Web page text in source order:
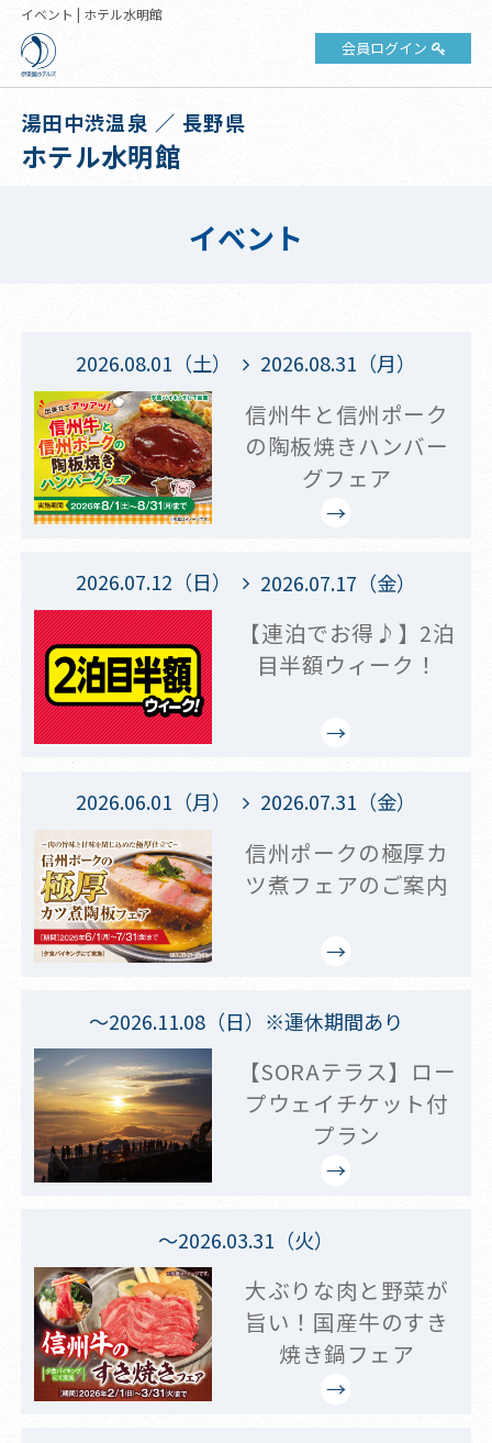
イベント | ホテル水明館
会員ログイン
湯田中渋温泉 ／ 長野県
ホテル水明館
イベント
2026.08.01（土） 2026.08.31（月）
信州牛と信州ポーク
の陶板焼きハンバー
グフェア
2026.07.12（日） 2026.07.17（金）
【連泊でお得♪】2泊
目半額ウィーク！
2026.06.01（月） 2026.07.31（金）
信州ポークの極厚カ
ツ煮フェアのご案内
～2026.11.08（日）※運休期間あり
【SORAテラス】ロー
プウェイチケット付
プラン
～2026.03.31（火）
大ぶりな肉と野菜が
旨い！国産牛のすき
焼き鍋フェア